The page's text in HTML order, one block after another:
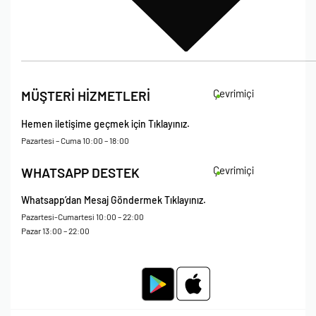
Çerez Politikası
Kişisel Verileri Koruma – Çerez ve Ticari İletişim Açık Rıza Metni
Mesafeli Satış Sözleşmesi
MÜŞTERİ HİZMETLERİ Çevrimiçi
Hemen iletişime geçmek için Tıklayınız.
Pazartesi – Cuma 10:00 – 18:00
WHATSAPP DESTEK Çevrimiçi
Whatsapp’dan Mesaj Göndermek Tıklayınız.
Pazartesi-Cumartesi 10:00 – 22:00
Pazar 13:00 – 22:00